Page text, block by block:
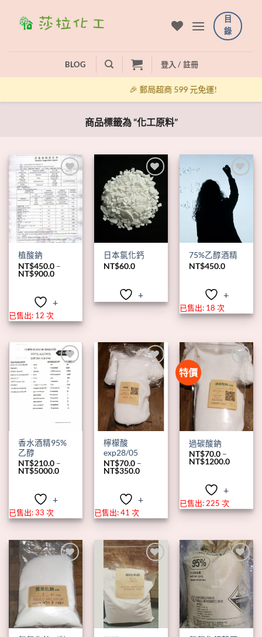
目
錄
BLOG 登入 / 註冊
🎉 郵局超商 599 元免運!
商品標籤為 “化工原料”
+
植酸鈉
NT$450.0 –
NT$900.0價
NT$450.0
+
已售出: 12 次
日本氯化鈣
NT$60.0
+
75%乙醇酒精
NT$450.0
+
已售出: 18 次
香水酒精95%
乙醇
NT$210.0 –
NT$5000.0價
NT$5000.0
+
已售出: 33 次
檸檬酸
exp28/05
NT$70.0 –
NT$350.0價
NT$70.0
NT$350.0
+
已售出: 41 次
特價
過碳酸鈉
NT$70.0 –
NT$1200.0價
+
已售出: 225 次
+ + +